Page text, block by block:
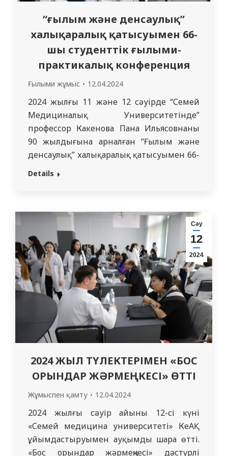
“ғылым және денсаулық”
халықаралық қатысуымен 66-
шы студенттік ғылыми-
практикалық конференция
Ғылыми жұмыс 12.04.2024
2024 жылғы 11 және 12 сәуірде “Семей
Медициналық Университетінде”
профессор Какенова Пана Ильясовнаның
90 жылдығына арналған “Ғылым және
денсаулық” халықаралық қатысуымен 66-
шы студенттік ғылыми-практикалық
ғылыми үйірмесінің мүшелері бола
отырып, халықаралық қатысумен
ғылыми-практикалық конференцияға
белсенді қатысты: Ж. М. Әбішев, А. А.
Мақсат(3122 ЖМ), 1…
Details
Сәу
12
2024
2024 ЖЫЛ ТҮЛЕКТЕРІМЕН «БОС
ОРЫНДАР ЖӘРМЕҢКЕСІ» ӨТТІ
Жұмыспен қамту 12.04.2024
2024 жылғы сәуір айыны 12-сі күні
«Семей медицина университеті» КеАҚ
ұйымдастыруымен ауқымды шара өтті.
«Бос орындар жәрмеңкесі» дәстүрлі